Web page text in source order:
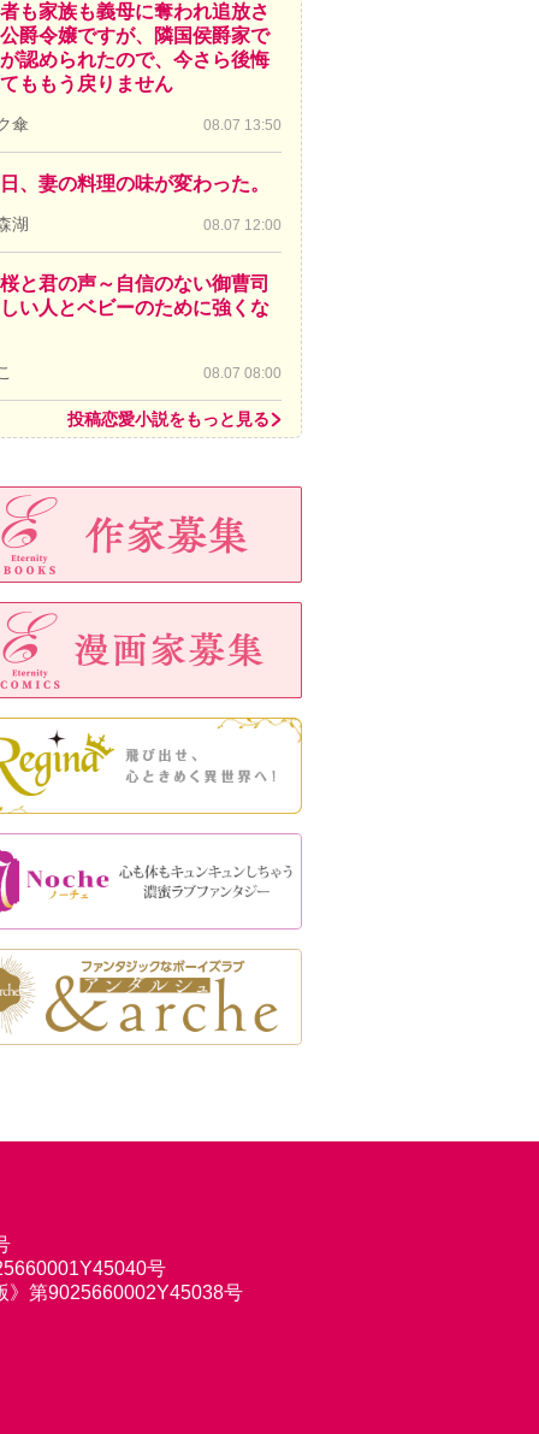
も家族も義母に奪われ追放さ
爵令嬢ですが、隣国侯爵家で
認められたので、今さら後悔
ももう戻りません
傘 08.07 13:50
、妻の料理の味が変わった。
湖 08.07 12:00
と君の声～自信のない御曹司
い人とベビーのために強くな
08.07 08:00
投稿恋愛小説をもっと見る
号
第9025660002Y45038号